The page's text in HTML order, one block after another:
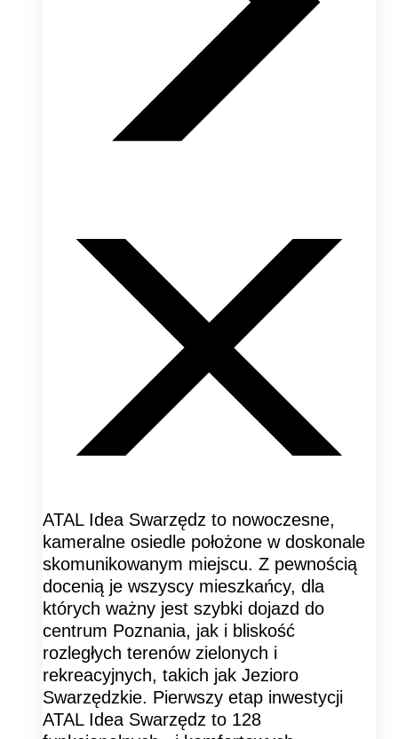
ATAL Idea Swarzędz to nowoczesne,
kameralne osiedle położone w doskonale
skomunikowanym miejscu. Z pewnością
docenią je wszyscy mieszkańcy, dla
których ważny jest szybki dojazd do
centrum Poznania, jak i bliskość
rozległych terenów zielonych i
rekreacyjnych, takich jak Jezioro
Swarzędzkie. Pierwszy etap inwestycji
ATAL Idea Swarzędz to 128